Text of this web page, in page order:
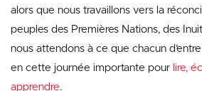
alors que nous travaillons vers la
peuples des Premières Nations, des
nous attendons à ce que chacun
en cette journée importante pour lire,
apprendre.